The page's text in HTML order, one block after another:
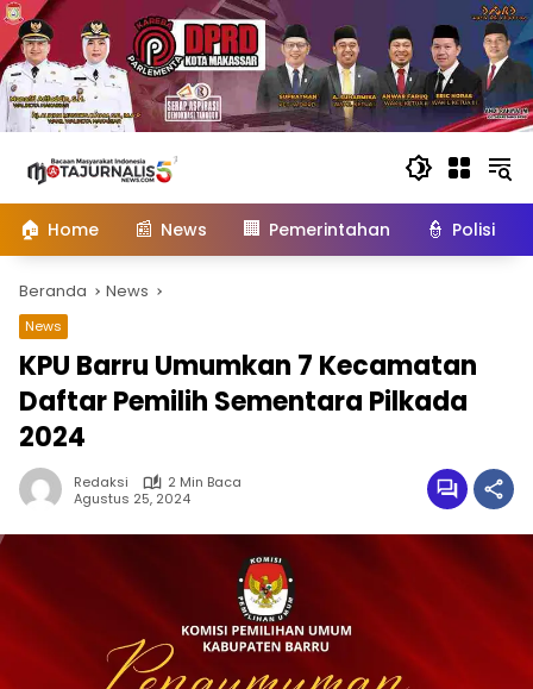
konten
🏠 Home 📰 News 🏢 Pemerintahan 👮 Polisi
Beranda News
News
KPU Barru Umumkan 7 Kecamatan
Daftar Pemilih Sementara Pilkada
2024
Redaksi
2 Min Baca
Agustus 25, 2024